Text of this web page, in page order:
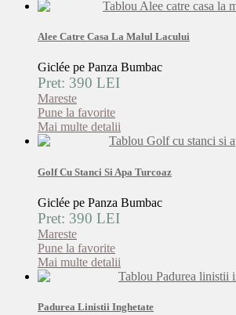
Alee Catre Casa La Malul Lacului
Giclée pe Panza Bumbac
Pret: 390 LEI
Mareste
Pune la favorite
Mai multe detalii
Golf Cu Stanci Si Apa Turcoaz
Giclée pe Panza Bumbac
Pret: 390 LEI
Mareste
Pune la favorite
Mai multe detalii
Padurea Linistii Inghetate